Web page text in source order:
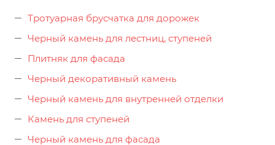
Тротуарная брусчатка для дорожек
Черный камень для лестниц, ступеней
Плитняк для фасада
Черный декоративный камень
Черный камень для внутренней отделки
Камень для ступеней
Черный камень для фасада